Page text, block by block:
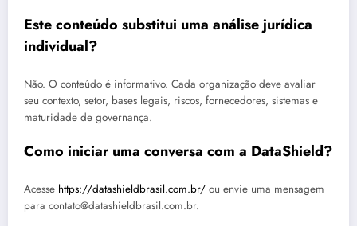
Este conteúdo substitui uma análise jurídica
individual?
Não. O conteúdo é informativo. Cada organização deve avaliar
seu contexto, setor, bases legais, riscos, fornecedores, sistemas e
maturidade de governança.
Como iniciar uma conversa com a DataShield?
Acesse https://datashieldbrasil.com.br/ ou envie uma mensagem
para contato@datashieldbrasil.com.br.